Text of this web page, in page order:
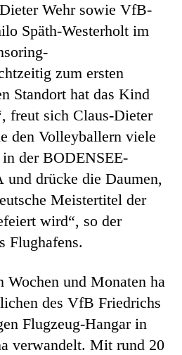
Wehr sowie VfB-
Späth-Westerholt im
zum ersten
Standort hat das Kind
freut sich Claus-Dieter
den Volleyballern viele
der BODENSEE-
drücke die Daumen,
Meistertitel der
wird“, so der
Flughafens.
Wochen und Monaten ha
des VfB Friedrichs
Flugzeug-Hangar in
verwandelt. Mit rund 20